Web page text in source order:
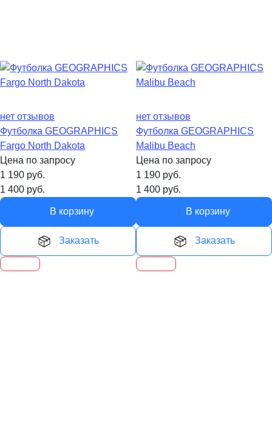
нет отзывов
Футболка GEOGRAPHICS
Fargo North Dakota
Цена по запросу
1 190 руб.
1 400 руб.
В корзину
Заказать
нет отзывов
Футболка GEOGRAPHICS
Malibu Beach
Цена по запросу
1 190 руб.
1 400 руб.
В корзину
Заказать